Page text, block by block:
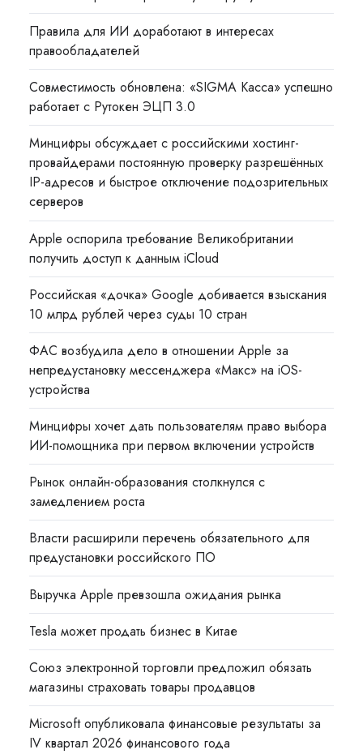
Правила для ИИ доработают в интересах
правообладателей
Совместимость обновлена: «SIGMA Касса» успешно
работает с Рутокен ЭЦП 3.0
Минцифры обсуждает с российскими хостинг-
провайдерами постоянную проверку разрешённых
IP-адресов и быстрое отключение подозрительных
серверов
Apple оспорила требование Великобритании
получить доступ к данным iCloud
Российская «дочка» Google добивается взыскания
10 млрд рублей через суды 10 стран
ФАС возбудила дело в отношении Apple за
непредустановку мессенджера «Макс» на iOS-
устройства
Минцифры хочет дать пользователям право выбора
ИИ-помощника при первом включении устройств
Рынок онлайн-образования столкнулся с
замедлением роста
Власти расширили перечень обязательного для
предустановки российского ПО
Выручка Apple превзошла ожидания рынка
Tesla может продать бизнес в Китае
Союз электронной торговли предложил обязать
магазины страховать товары продавцов
Microsoft опубликовала финансовые результаты за
IV квартал 2026 финансового года